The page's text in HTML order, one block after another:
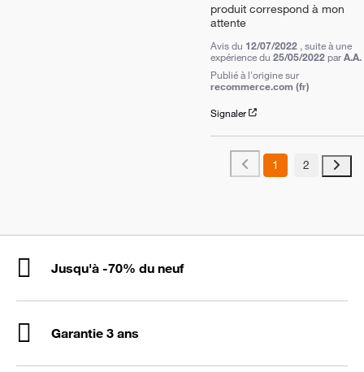
produit correspond à mon
attente
Avis du 12/07/2022 , suite à une
expérience du 25/05/2022 parA.A.
Publié à l'origine sur
recommerce.com (fr)
Signaler
1 2
Jusqu'à -70% du neuf
Garantie 3 ans